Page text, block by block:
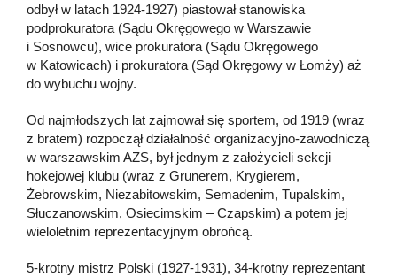
odbył w latach 1924-1927) piastował stanowiska
podprokuratora (Sądu Okręgowego w Warszawie
i Sosnowcu), wice prokuratora (Sądu Okręgowego
w Katowicach) i prokuratora (Sąd Okręgowy w Łomży) aż
do wybuchu wojny.
Od najmłodszych lat zajmował się sportem, od 1919 (wraz
z bratem) rozpoczął działalność organizacyjno-zawodniczą
w warszawskim AZS, był jednym z założycieli sekcji
hokejowej klubu (wraz z Grunerem, Krygierem,
Żebrowskim, Niezabitowskim, Semadenim, Tupalskim,
Słuczanowskim, Osiecimskim – Czapskim) a potem jej
wieloletnim reprezentacyjnym obrońcą.
5-krotny mistrz Polski (1927-1931), 34-krotny reprezentant